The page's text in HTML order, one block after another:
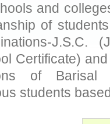
and
of
J.S.C.
Certificate)
of
students